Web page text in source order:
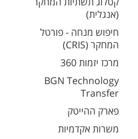
(אנגלית)
חיפוש מנחה - פורטל
המחקר (CRIS)
מרכז יזמות 360
BGN Technology
Transfer
פארק ההייטק
משרות אקדמיות